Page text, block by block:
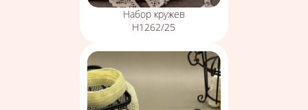
Набор кружев
Н1262/25